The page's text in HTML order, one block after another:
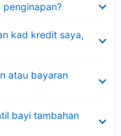
penginapan?
kad kredit saya,
atau bayaran
bayi tambahan